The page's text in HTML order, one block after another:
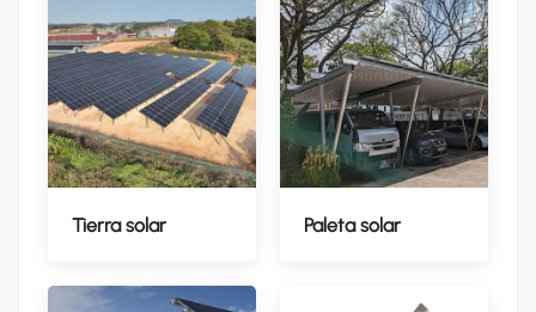
Tierra solar Paleta solar